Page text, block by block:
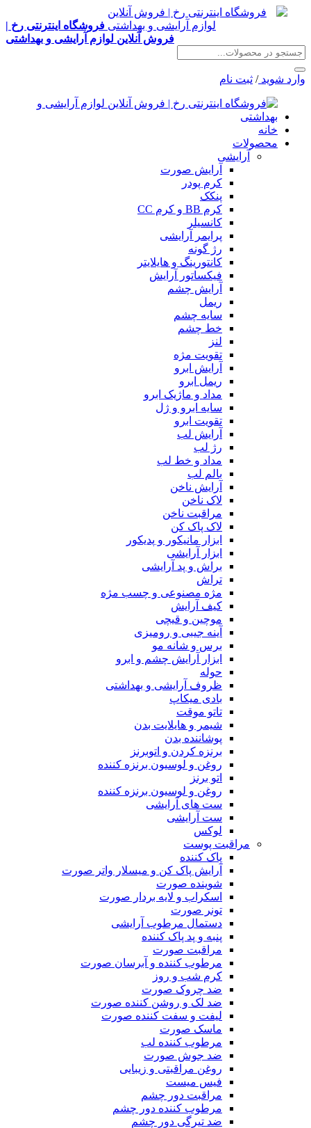
فروشگاه اینترنتی رخ |
فروش آنلاین لوازم آرایشی و بهداشتی
وارد شوید / ثبت نام
خانه
محصولات
آرایشی
آرایش صورت
کرم پودر
پنکک
کرم BB و کرم CC
کانسیلر
پرایمر آرایشی
رژ گونه
کانتورینگ و هایلایتر
فیکساتور آرایش
آرایش چشم
ریمل
سایه چشم
خط چشم
لنز
تقویت مژه
آرایش ابرو
ریمل ابرو
مداد و ماژیک ابرو
سایه ابرو و ژل
تقویت ابرو
آرایش لب
رژ لب
مداد و خط لب
بالم لب
آرایش ناخن
لاک ناخن
مراقبت ناخن
لاک پاک کن
ابزار مانیکور و پدیکور
ابزار آرایشی
براش و پد آرایشی
تراش
مژه مصنوعی و چسب مژه
کیف آرایش
موچین و قیچی
آینه جیبی و رومیزی
برس و شانه مو
ابزار آرایش چشم و ابرو
حوله
ظروف آرایشی و بهداشتی
بادی میکاپ
تاتو موقت
شیمر و هایلایت بدن
پوشاننده بدن
برنزه کردن و اتوبرنز
روغن و لوسیون برنزه کننده
اتو برنز
روغن و لوسیون برنزه کننده
ست های آرایشی
ست آرایشی
لوکس
مراقبت پوست
پاک کننده
آرایش پاک کن و میسلار واتر صورت
شوینده صورت
اسکراب و لایه بردار صورت
تونر صورت
دستمال مرطوب آرایشی
پنبه و پد پاک کننده
مراقبت صورت
مرطوب کننده و آبرسان صورت
کرم شب و روز
ضد چروک صورت
ضد لک و روشن کننده صورت
لیفت و سفت کننده صورت
ماسک صورت
مرطوب کننده لب
ضد جوش صورت
روغن مراقبتی و زیبایی
فیس میست
مراقبت دور چشم
مرطوب کننده دور چشم
ضد تیرگی دور چشم